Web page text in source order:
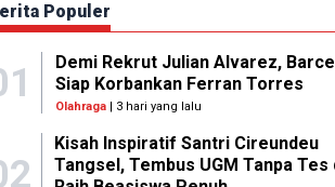
Populer
Demi Rekrut Julian Alvarez,
Siap Korbankan Ferran Torres
Olahraga| 3 hari yang lalu
Kisah Inspiratif Santri Cireundeu
Tangsel, Tembus UGM Tanpa Tes